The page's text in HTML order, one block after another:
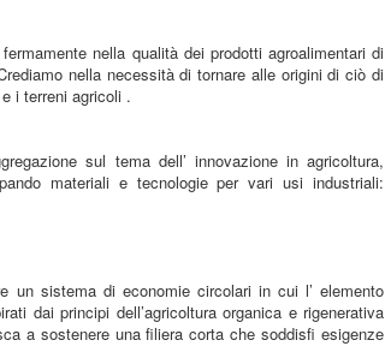
nella qualità dei prodotti agroalimentari di
nella necessità di tornare alle origini di ciò di
i terreni agricoli .
sul tema dell’ innovazione in agricoltura,
materiali e tecnologie per vari usi industriali:
un sistema di economie circolari in cui l’ elemento
dai principi dell’agricoltura organica e rigenerativa
a sostenere una filiera corta che soddisfi esigenze